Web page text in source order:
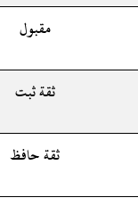
مقبول
ثقة ثبت
ثقة حافظ